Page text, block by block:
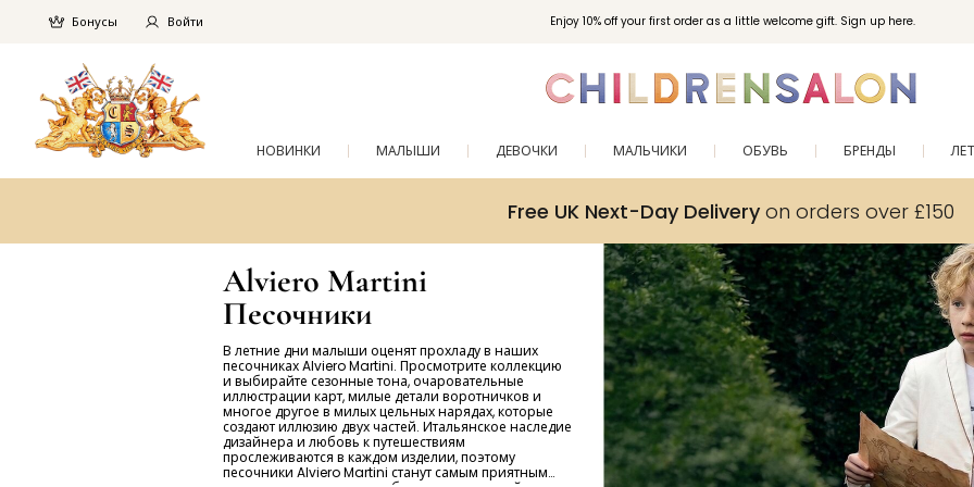
Enjoy 10% off your first order as a little welcome gift. Sign up here.
Бонусы Войти
НОВИНКИ МАЛЫШИ ДЕВОЧКИ МАЛЬЧИКИ ОБУВЬ БРЕНДЫ
Free UK Next-Day Deliveryon orders over £150
Alviero Martini
Песочники
В летние дни малыши оценят прохладу в наших
песочниках Alviero Martini. Просмотрите коллекцию
и выбирайте сезонные тона, очаровательные
иллюстрации карт, милые детали воротничков и
многое другое в милых цельных нарядах, которые
создают иллюзию двух частей. Итальянское наследие
дизайнера и любовь к путешествиям
прослеживаются в каждом изделии, поэтому
песочники Alviero Martini станут самым приятным